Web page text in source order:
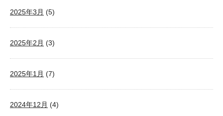
2025年3月 (5)
2025年2月 (3)
2025年1月 (7)
2024年12月 (4)